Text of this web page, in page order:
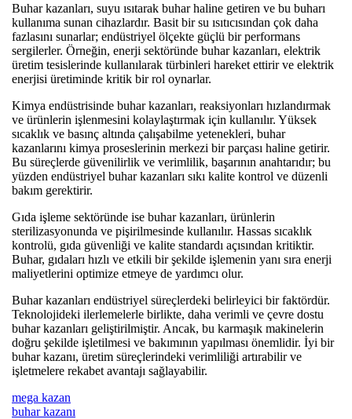
Buhar kazanları, suyu ısıtarak buhar haline getiren ve bu buharı
kullanıma sunan cihazlardır. Basit bir su ısıtıcısından çok daha
fazlasını sunarlar; endüstriyel ölçekte güçlü bir performans
sergilerler. Örneğin, enerji sektöründe buhar kazanları, elektrik
üretim tesislerinde kullanılarak türbinleri hareket ettirir ve elektrik
enerjisi üretiminde kritik bir rol oynarlar.
Kimya endüstrisinde buhar kazanları, reaksiyonları hızlandırmak
ve ürünlerin işlenmesini kolaylaştırmak için kullanılır. Yüksek
sıcaklık ve basınç altında çalışabilme yetenekleri, buhar
kazanlarını kimya proseslerinin merkezi bir parçası haline getirir.
Bu süreçlerde güvenilirlik ve verimlilik, başarının anahtarıdır; bu
yüzden endüstriyel buhar kazanları sıkı kalite kontrol ve düzenli
bakım gerektirir.
Gıda işleme sektöründe ise buhar kazanları, ürünlerin
sterilizasyonunda ve pişirilmesinde kullanılır. Hassas sıcaklık
kontrolü, gıda güvenliği ve kalite standardı açısından kritiktir.
Buhar, gıdaları hızlı ve etkili bir şekilde işlemenin yanı sıra enerji
maliyetlerini optimize etmeye de yardımcı olur.
Buhar kazanları endüstriyel süreçlerdeki belirleyici bir faktördür.
Teknolojideki ilerlemelerle birlikte, daha verimli ve çevre dostu
buhar kazanları geliştirilmiştir. Ancak, bu karmaşık makinelerin
doğru şekilde işletilmesi ve bakımının yapılması önemlidir. İyi bir
buhar kazanı, üretim süreçlerindeki verimliliği artırabilir ve
işletmelere rekabet avantajı sağlayabilir.
mega kazan
buhar kazanı